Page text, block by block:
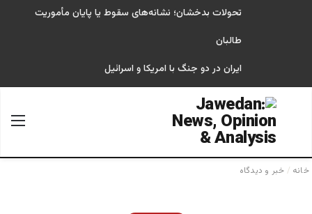
تحولات بدخشان؛ نشانه‌های سقوط یا پایان مأموریت
طالبان
ایران در دو جنگ با امریکا و اسرائیل
جستجو برای
خانه / خبر و دیدگاه